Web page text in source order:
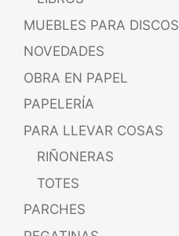
MUEBLES PARA DISCOS
NOVEDADES
OBRA EN PAPEL
PAPELERÍA
PARA LLEVAR COSAS
RIÑONERAS
TOTES
PARCHES